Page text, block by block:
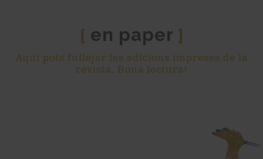
[ en paper ]
Aquí pots fullejar les edicions impreses de la
revista. Bona lectura!